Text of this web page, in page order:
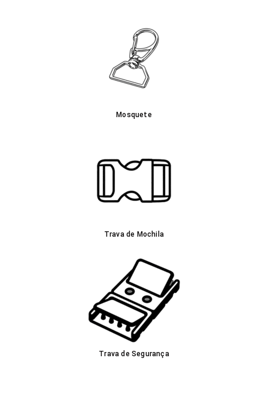
Mosquete
Trava de Mochila
Trava de Segurança